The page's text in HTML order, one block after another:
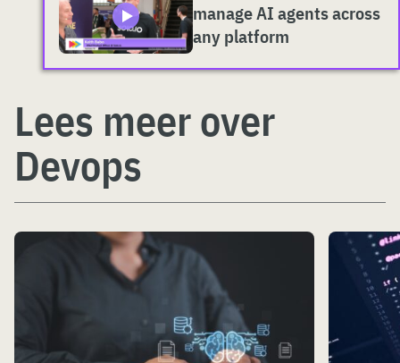
manage AI agents across
any platform
Lees meer over
Devops